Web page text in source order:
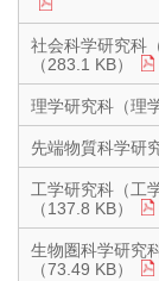
社会科学研究科
（283.1 KB）
理学研究科（理
先端物質科学研
工学研究科（工
（137.8 KB）
生物圏科学研究
（73.49 KB）